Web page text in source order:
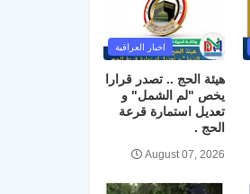
اخبار العراقية
هيئة الحج .. تصدر قرارا
يخص "لم الشمل" و
تعديل استمارة قرعة
الحج .
August 07, 2026